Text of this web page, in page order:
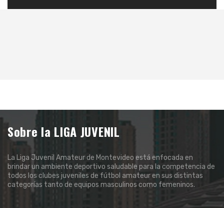
Sobre la LIGA JUVENIL
La Liga Juvenil Amateur de Montevideo está enfocada en
brindar un ambiente deportivo saludable para la competencia de
todos los clubes juveniles de fútbol amateur en sus distintas
categorías tanto de equipos masculinos como femeninos.